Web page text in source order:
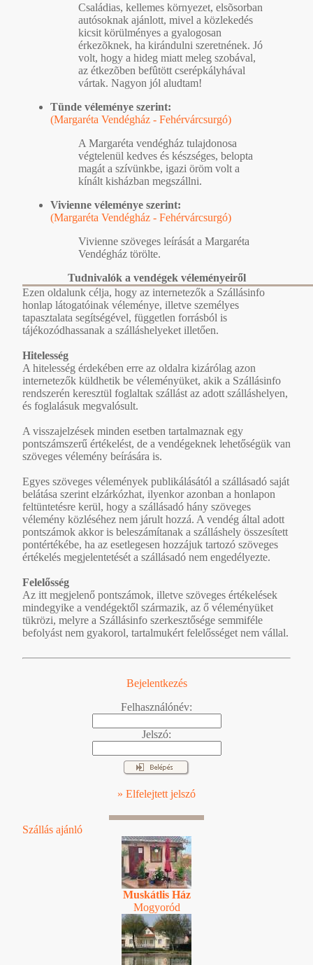
Családias, kellemes környezet, elsõsorban
autósoknak ajánlott, mivel a közlekedés
kicsit körülményes a gyalogosan
érkezõknek, ha kirándulni szeretnének. Jó
volt, hogy a hideg miatt meleg szobával,
az étkezõben befûtött cserépkályhával
vártak. Nagyon jól aludtam!
Tünde véleménye szerint:
(Margaréta Vendégház - Fehérvárcsurgó)
A Margaréta vendégház tulajdonosa
végtelenül kedves és készséges, belopta
magát a szívünkbe, igazi öröm volt a
kínált kisházban megszállni.
Vivienne véleménye szerint:
(Margaréta Vendégház - Fehérvárcsurgó)
Vivienne szöveges leírását a Margaréta
Vendégház törölte.
Tudnivalók a vendégek véleményeiről
Ezen oldalunk célja, hogy az internetezők a Szállásinfo
honlap látogatóinak véleménye, illetve személyes
tapasztalata segítségével, független forrásból is
tájékozódhassanak a szálláshelyeket illetően.
Hitelesség
A hitelesség érdekében erre az oldalra kizárólag azon
internetezők küldhetik be véleményüket, akik a Szállásinfo
rendszerén keresztül foglaltak szállást az adott szálláshelyen,
és foglalásuk megvalósult.
A visszajelzések minden esetben tartalmaznak egy
pontszámszerű értékelést, de a vendégeknek lehetőségük van
szöveges vélemény beírására is.
Egyes szöveges vélemények publikálásától a szállásadó saját
belátása szerint elzárkózhat, ilyenkor azonban a honlapon
feltüntetésre kerül, hogy a szállásadó hány szöveges
vélemény közléséhez nem járult hozzá. A vendég által adott
pontszámok akkor is beleszámítanak a szálláshely összesített
pontértékébe, ha az esetlegesen hozzájuk tartozó szöveges
értékelés megjelentetését a szállásadó nem engedélyezte.
Felelősség
Az itt megjelenő pontszámok, illetve szöveges értékelések
mindegyike a vendégektől származik, az ő véleményüket
tükrözi, melyre a Szállásinfo szerkesztősége semmiféle
befolyást nem gyakorol, tartalmukért felelősséget nem vállal.
Bejelentkezés
Felhasználónév:
Jelszó:
» Elfelejtett jelszó
Szállás ajánló
Muskátlis Ház
Mogyoród